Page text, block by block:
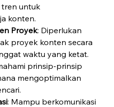
tren untuk
konten.
Proyek: Diperlukan
proyek konten secara
waktu yang ketat.
prinsip-prinsip
mengoptimalkan
: Mampu berkomunikasi